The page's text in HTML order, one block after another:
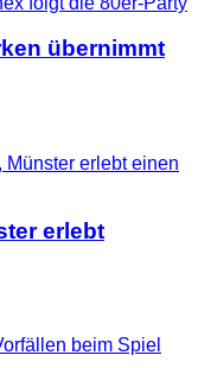
übernimmt
erlebt